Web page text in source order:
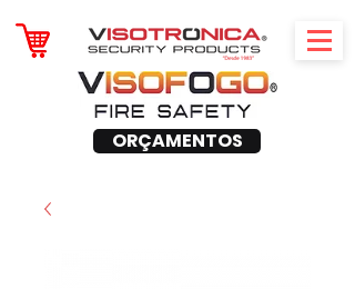
ORÇAMENTOS